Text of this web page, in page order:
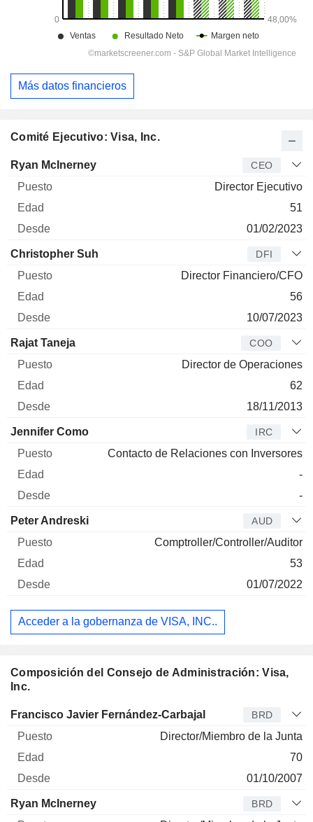
Comité Ejecutivo: Visa, Inc.
Director Puesto
Ryan McInerney CEO
Director Ejecutivo
51
01/02/2023
Christopher Suh DFI
Director Financiero/CFO
56
10/07/2023
Rajat Taneja COO
Director de Operaciones
62
18/11/2013
Jennifer Como IRC
Contacto de Relaciones con Inversores
-
-
Peter Andreski AUD
Comptroller/Controller/Auditor
53
01/07/2022
Acceder a la gobernanza de VISA, INC..
Composición del Consejo de Administración: Visa,
Inc.
Administrador Puesto Edad Desde
Francisco Javier Fernández-Carbajal BRD
Director/Miembro de la Junta
70
01/10/2007
Ryan McInerney BRD
Más datos financieros